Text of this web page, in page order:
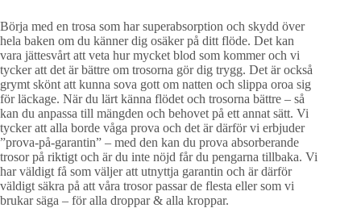
Börja med en trosa som har superabsorption och skydd över
hela baken om du känner dig osäker på ditt flöde. Det kan
vara jättesvårt att veta hur mycket blod som kommer och vi
tycker att det är bättre om trosorna gör dig trygg. Det är också
grymt skönt att kunna sova gott om natten och slippa oroa sig
för läckage. När du lärt känna flödet och trosorna bättre – så
kan du anpassa till mängden och behovet på ett annat sätt. Vi
tycker att alla borde våga prova och det är därför vi erbjuder
”prova-på-garantin” – med den kan du prova absorberande
trosor på riktigt och är du inte nöjd får du pengarna tillbaka. Vi
har väldigt få som väljer att utnyttja garantin och är därför
väldigt säkra på att våra trosor passar de flesta eller som vi
brukar säga – för alla droppar & alla kroppar.